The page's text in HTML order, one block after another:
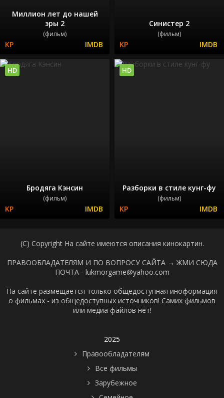
Миллион лет до нашей
эры 2
(фильм)
Синистер 2
(фильм)
Бродяга Кэнсин
(фильм)
HD
Разборки в стиле кунг-фу
(фильм)
HD
(C) Copyright На сайте имеются описания кинокартин.
ПРАВООБЛАДАТЕЛЯМ И ПО ВОПРОСУ САЙТА → ЖМИ СЮДА
ПОЧТА - lukmorgame@yahoo.com
На сайте размещается только общедоступная иноформация
о фильмах - из общедоступных источников! Самих фильмов
или медиа файлов нет!
2025
Правообладателям
Все фильмы
Зарубежное